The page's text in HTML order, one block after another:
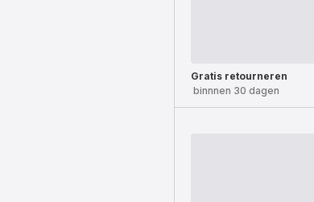
Gratis retourneren
binnnen 30 dagen